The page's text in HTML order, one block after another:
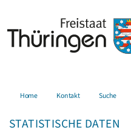
Home Kontakt Suche
STATISTISCHE DATEN